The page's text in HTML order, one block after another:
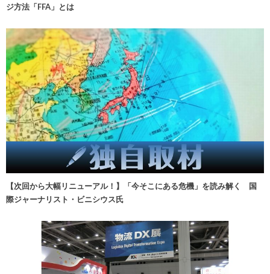
ジ方法「FFA」とは
【次回から大幅リニューアル！】「今そこにある危機」を読み解く 国
際ジャーナリスト・ビニシウス氏